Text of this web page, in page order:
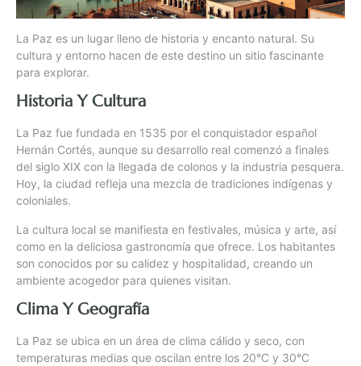
La Paz es un lugar lleno de historia y encanto natural. Su
cultura y entorno hacen de este destino un sitio fascinante
para explorar.
Historia Y Cultura
La Paz fue fundada en 1535 por el conquistador español
Hernán Cortés, aunque su desarrollo real comenzó a finales
del siglo XIX con la llegada de colonos y la industria pesquera.
Hoy, la ciudad refleja una mezcla de tradiciones indígenas y
coloniales.
La cultura local se manifiesta en festivales, música y arte, así
como en la deliciosa gastronomía que ofrece. Los habitantes
son conocidos por su calidez y hospitalidad, creando un
ambiente acogedor para quienes visitan.
Clima Y Geografía
La Paz se ubica en un área de clima cálido y seco, con
temperaturas medias que oscilan entre los 20°C y 30°C